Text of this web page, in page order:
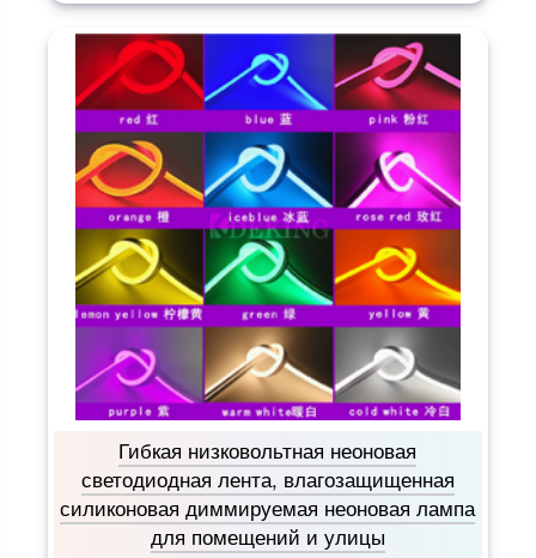
Гибкая низковольтная неоновая
светодиодная лента, влагозащищенная
силиконовая диммируемая неоновая лампа
для помещений и улицы